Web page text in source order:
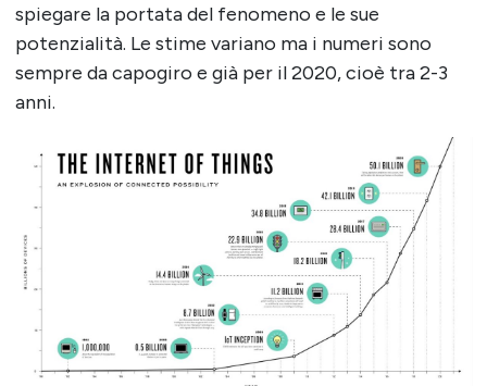
spiegare la portata del fenomeno e le sue
potenzialità. Le stime variano ma i numeri sono
sempre da capogiro e già per il 2020, cioè tra 2-3
anni.